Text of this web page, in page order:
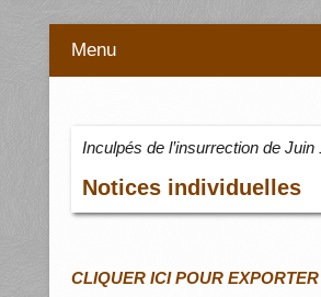
Menu
Inculpés de l’insurrection de Juin
Notices individuelles
CLIQUER ICI POUR